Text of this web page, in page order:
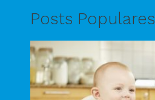
Posts Populares